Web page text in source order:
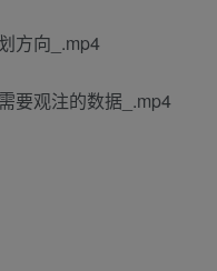
方向_.mp4
要观注的数据_.mp4